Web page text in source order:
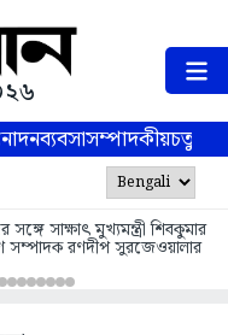
ব্যবসাসম্পাদকীয়
সঙ্গে সাক্ষাৎ মুখ্যমন্ত্রী শিবকুমার
সম্পাদক রণদীপ সুরজেওয়ালার